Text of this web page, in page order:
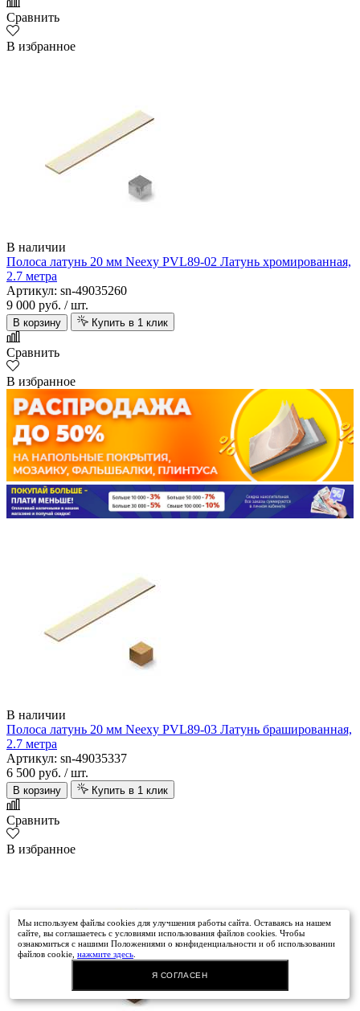
Сравнить
В избранное
В наличии
Полоса латунь 20 мм Neexy PVL89-02 Латунь хромированная,
2.7 метра
Артикул: sn-49035260
9 000 руб. / шт.
В корзину Купить в 1 клик
Сравнить
В избранное
В наличии
Полоса латунь 20 мм Neexy PVL89-03 Латунь брашированная,
2.7 метра
Артикул: sn-49035337
6 500 руб. / шт.
В корзину Купить в 1 клик
Сравнить
В избранное
Мы используем файлы cookies для улучшения работы сайта. Оставаясь на нашем
сайте, вы соглашаетесь с условиями использования файлов cookies. Чтобы
ознакомиться с нашими Положениями о конфиденциальности и об использовании
файлов cookie,нажмите здесь
Я СОГЛАСЕН